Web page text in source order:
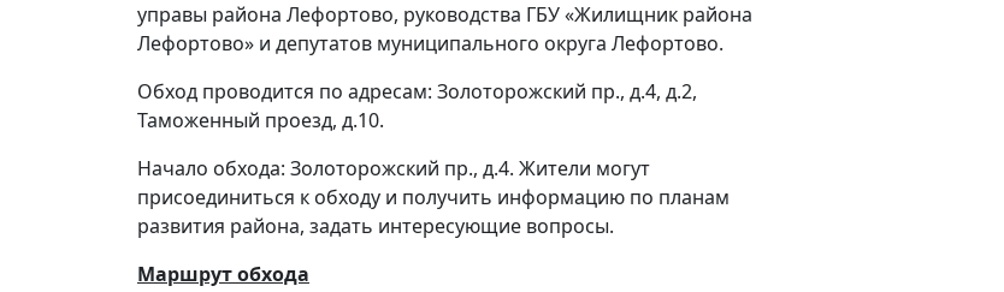
управы района Лефортово, руководства ГБУ «Жилищник района
Лефортово» и депутатов муниципального округа Лефортово.
Обход проводится по адресам: Золоторожский пр., д.4, д.2,
Таможенный проезд, д.10.
Начало обхода: Золоторожский пр., д.4. Жители могут
присоединиться к обходу и получить информацию по планам
развития района, задать интересующие вопросы.
Маршрут обхода